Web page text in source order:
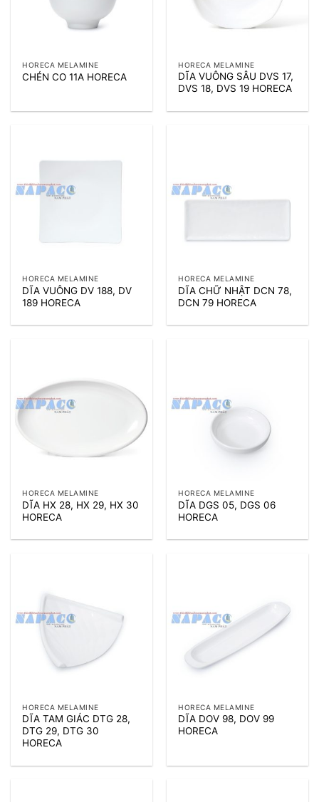
HORECA MELAMINE
CHÉN CO 11A HORECA
HORECA MELAMINE
DĨA VUÔNG SÂU DVS 17,
DVS 18, DVS 19 HORECA
HORECA MELAMINE
DĨA VUÔNG DV 188, DV
189 HORECA
HORECA MELAMINE
DĨA CHỮ NHẬT DCN 78,
DCN 79 HORECA
HORECA MELAMINE
DĨA HX 28, HX 29, HX 30
HORECA
HORECA MELAMINE
DĨA DGS 05, DGS 06
HORECA
HORECA MELAMINE
DĨA TAM GIÁC DTG 28,
DTG 29, DTG 30
HORECA
HORECA MELAMINE
DĨA DOV 98, DOV 99
HORECA